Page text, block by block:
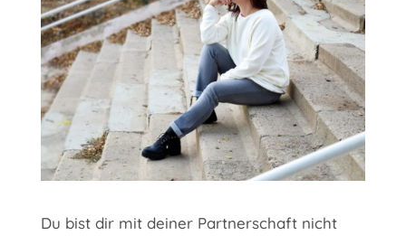
Du bist dir mit deiner Partnerschaft nicht